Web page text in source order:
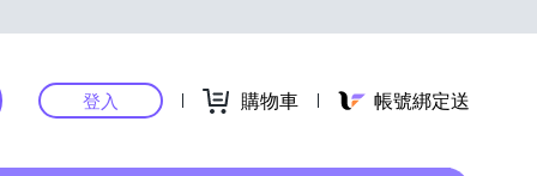
登入 購物車 帳號綁定送